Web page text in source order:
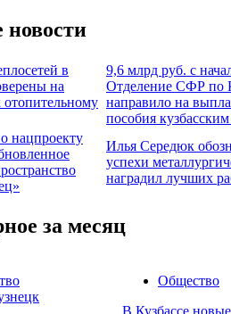
новости
в
на
отопительному
9,6 млрд руб. с
Отделение СФР по
направило на
пособия
нацпроекту
Илья Середюк
успехи
наградил лучших
за месяц
Общество